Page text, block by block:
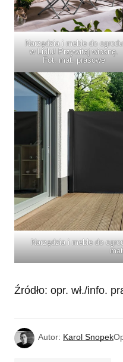
Narzędzia i meble do ogrodu
w Lidlu! Przywitaj wiosnę.
Fot. mat. prasowe
Narzędzia i meble do
Źródło: opr. wł./info.
Autor: Karol Snopek